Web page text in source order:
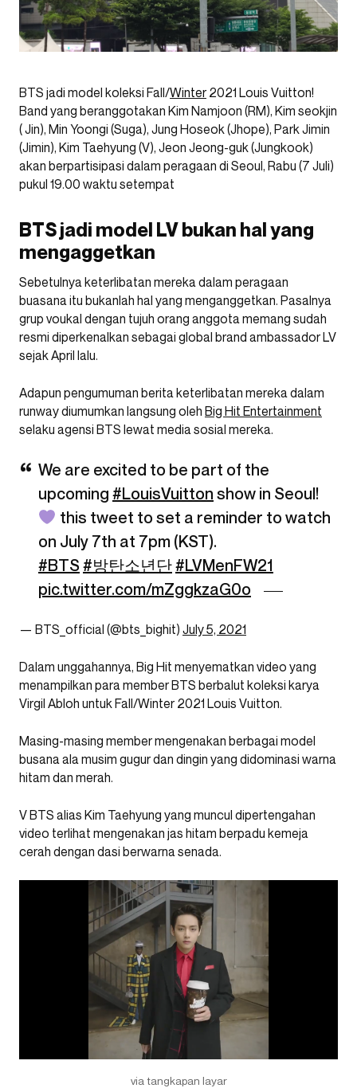
BTS jadi model koleksi Fall/Winter 2021 Louis Vuitton!
Band yang beranggotakan Kim Namjoon (RM), Kim seokjin
( Jin), Min Yoongi (Suga), Jung Hoseok (Jhope), Park Jimin
(Jimin), Kim Taehyung (V), Jeon Jeong-guk (Jungkook)
akan berpartisipasi dalam peragaan di Seoul, Rabu (7 Juli)
pukul 19.00 waktu setempat
BTS jadi model LV bukan hal yang
mengaggetkan
Sebetulnya keterlibatan mereka dalam peragaan
buasana itu bukanlah hal yang menganggetkan. Pasalnya
grup voukal dengan tujuh orang anggota memang sudah
resmi diperkenalkan sebagai global brand ambassador LV
sejak April lalu.
Adapun pengumuman berita keterlibatan mereka dalam
runway diumumkan langsung oleh Big Hit Entertainment
selaku agensi BTS lewat media sosial mereka.
We are excited to be part of the
upcoming #LouisVuitton show in Seoul!
this tweet to set a reminder to watch
on July 7th at 7pm (KST).
#BTS #방탄소년단#LVMenFW21
pic.twitter.com/mZggkzaG0o
— BTS_official (@bts_bighit) July 5, 2021
Dalam unggahannya, Big Hit menyematkan video yang
menampilkan para member BTS berbalut koleksi karya
Virgil Abloh untuk Fall/Winter 2021 Louis Vuitton.
Masing-masing member mengenakan berbagai model
busana ala musim gugur dan dingin yang didominasi warna
hitam dan merah.
V BTS alias Kim Taehyung yang muncul dipertengahan
video terlihat mengenakan jas hitam berpadu kemeja
cerah dengan dasi berwarna senada.
via tangkapan layar